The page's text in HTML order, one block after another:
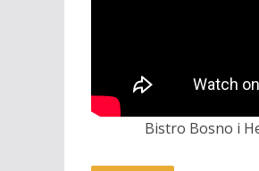
Bistro Bosno i